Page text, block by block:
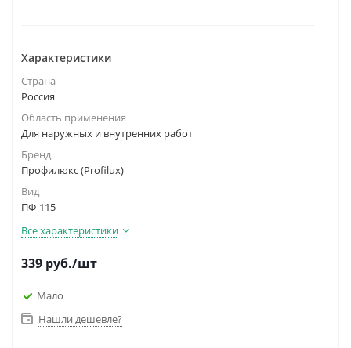
Характеристики
Страна
Россия
Область применения
Для наружных и внутренних работ
Бренд
Профилюкс (Profilux)
Вид
ПФ-115
Все характеристики
339 руб./шт
Мало
Нашли дешевле?